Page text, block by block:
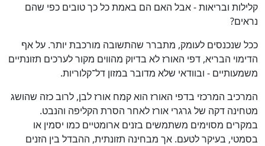
קלילות ובריאות - אבל האם הם באמת כל כך טובים כפי שהם
נראים?
ככל שנכנסים לעומק, מתברר שהתשובה מורכבת יותר. על אף
הדימוי הבריא, דפי האורז לא בדיוק מהווים מקור לערכים תזונתיים
משמעותיים - ובוודאי שלא מדובר במזון דל־קלוריות.
המרכיב המרכזי בדפי האורז הוא קמח אורז לבן, לרוב כזה שהושג
מטחינה דקה של גרגרי אורז לאחר הסרת הקליפה והנבט.
במקרים מסוימים משתמשים בזנים ארומטיים כמו יסמין או
בסמטי, בעיקר לטעם. אך מבחינה תזונתית, ההבדל בין הזנים